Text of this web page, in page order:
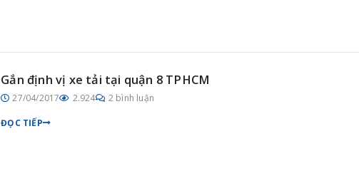
Gắn định vị xe tải tại quận 8 TPHCM
27/04/2017 2.924 2 bình luận
ĐỌC TIẾP